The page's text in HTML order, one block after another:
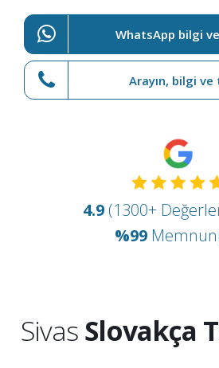
WhatsApp bilgi
Arayın, bilgi ve
4.9 (1300+
%99
SivasSlovakça